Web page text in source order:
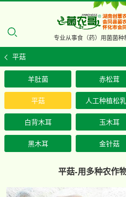
专业从事食（药）用菌菌种
平菇
羊肚菌 赤松茸
平菇 人工种植松
白背木耳 玉木耳
黑木耳 金针菇
平菇-用多种农作